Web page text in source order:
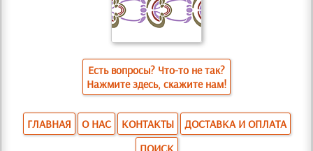
Есть вопросы? Что-то не так?
Нажмите здесь, скажите нам!
ГЛАВНАЯ О НАС КОНТАКТЫ
ДОСТАВКА И ОПЛАТА
ПОИСК